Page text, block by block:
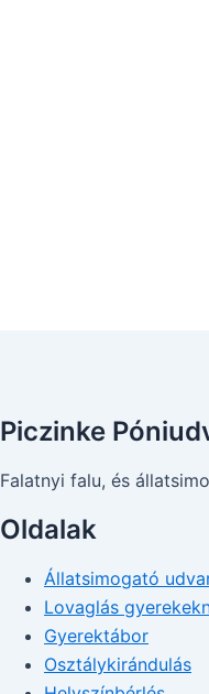
Piczinke
Falatnyi falu, és
Oldalak
Állatsimogató
Lovaglás
Gyerektábor
Osztálykirándulás